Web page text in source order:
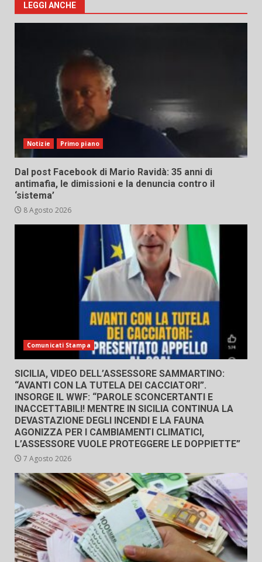
LEGGI ANCHE
Notizie Primo piano
Dal post Facebook di Mario Ravidà: 35 anni di
antimafia, le dimissioni e la denuncia contro il
‘sistema’
8 Agosto 2026
Comunicati Stampa
SICILIA, VIDEO DELL’ASSESSORE SAMMARTINO:
“AVANTI CON LA TUTELA DEI CACCIATORI”.
INSORGE IL WWF: “PAROLE SCONCERTANTI E
INACCETTABILI! MENTRE IN SICILIA CONTINUA LA
DEVASTAZIONE DEGLI INCENDI E LA FAUNA
AGONIZZA PER I CAMBIAMENTI CLIMATICI,
L’ASSESSORE VUOLE PROTEGGERE LE DOPPIETTE”
7 Agosto 2026